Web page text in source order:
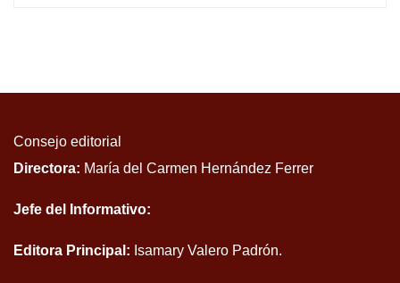
Consejo editorial
Directora: María del Carmen Hernández Ferrer
Jefe del Informativo:
Editora Principal: Isamary Valero Padrón.